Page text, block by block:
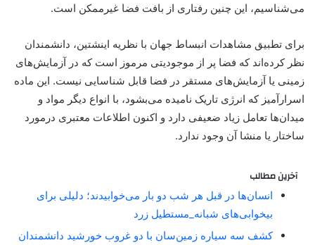
می‌شناسیم، این چنین رفتاری از بافت فضا غیرممکن است.
برای تطبیق مشاهدات انبساط جهان با نظریه اینشتین، دانشمندان
نظر کرده‌اند که فضا پر از موجودیتی مرموز است که در آزمایش‌های
زمینی یا آزمایش‌های مستقر در فضا قابل شناسایی نیست. این ماده
اسرارآمیز که انرژی تاریک نامیده می‌بشود، با انواع دیگر مواد و
میدان‌ها تعامل زیاد ضعیفی دارد و اکنون اطلاعات معتبری درمورد
ساختار یا منشا آن وجود ندارد.
آخرین مطالب
انسان‌ها در قبل هر شب دو بار می‌خوابیدند؛ دلیلی برای
بیخوابی‌های شبانه_مستطیل زرد
کشف سه سیاره زمین‌سان با دو غروب خورشید دانشمندان